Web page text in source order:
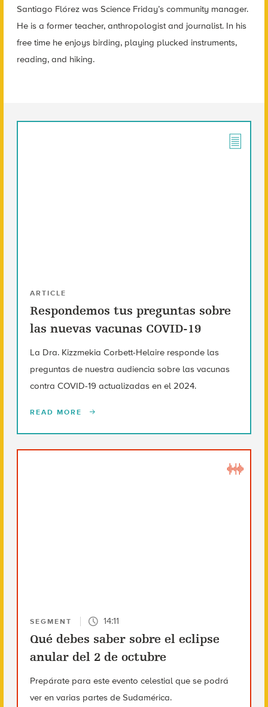
Santiago Flórez was Science Friday’s community manager.
He is a former teacher, anthropologist and journalist. In his
free time he enjoys birding, playing plucked instruments,
reading, and hiking.
ARTICLE
Respondemos tus preguntas sobre
las nuevas vacunas COVID-19
La Dra. Kizzmekia Corbett-Helaire responde las
preguntas de nuestra audiencia sobre las vacunas
contra COVID-19 actualizadas en el 2024.
READ MORE
SEGMENT 14:11
Qué debes saber sobre el eclipse
anular del 2 de octubre
Prepárate para este evento celestial que se podrá
ver en varias partes de Sudamérica.